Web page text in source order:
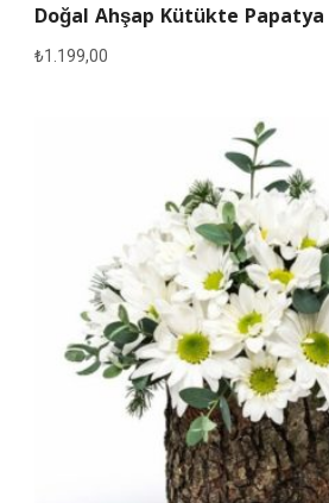
Doğal Ahşap Kütükte Papatya
₺1.199,00